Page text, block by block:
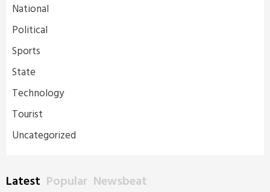
National
Political
Sports
State
Technology
Tourist
Uncategorized
Latest Popular Newsbeat